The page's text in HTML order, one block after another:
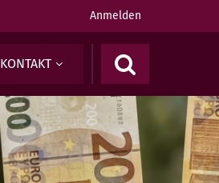
Anmelden
KONTAKT